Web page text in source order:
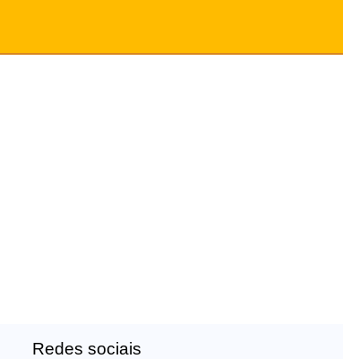
Redes sociais